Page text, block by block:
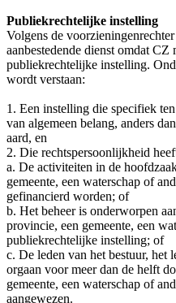
Publiekrechtelijke instelling
Volgens de
aanbestedende dienst omdat
publiekrechtelijke instelling.
wordt verstaan:
1. Een instelling die specifiek
van algemeen belang, anders
aard, en
2. Die rechtspersoonlijkheid
a. De activiteiten in de
gemeente, een waterschap of
gefinancierd worden; of
b. Het beheer is onderworpen
provincie, een gemeente, een
publiekrechtelijke instelling; of
c. De leden van het bestuur, het
orgaan voor meer dan de helft
gemeente, een waterschap of
aangewezen.